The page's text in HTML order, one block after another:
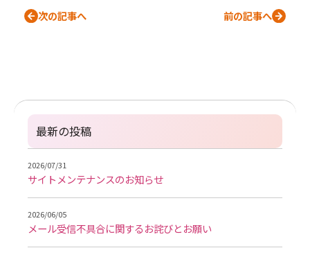
次の記事へ 前の記事へ
最新の投稿
2026/07/31
サイトメンテナンスのお知らせ
2026/06/05
メール受信不具合に関するお詫びとお願い